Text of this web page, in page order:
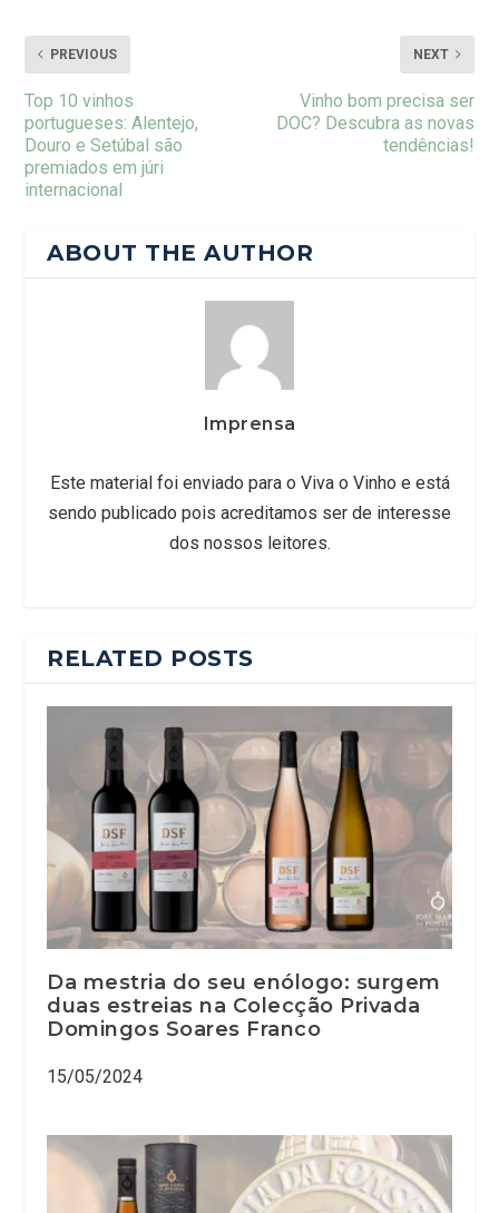
PREVIOUS
Top 10 vinhos
portugueses: Alentejo,
Douro e Setúbal são
premiados em júri
internacional
NEXT
Vinho bom precisa ser
DOC? Descubra as novas
tendências!
ABOUT THE AUTHOR
Imprensa
Este material foi enviado para o Viva o Vinho e está
sendo publicado pois acreditamos ser de interesse
dos nossos leitores.
RELATED POSTS
Da mestria do seu enólogo: surgem
duas estreias na Colecção Privada
Domingos Soares Franco
15/05/2024